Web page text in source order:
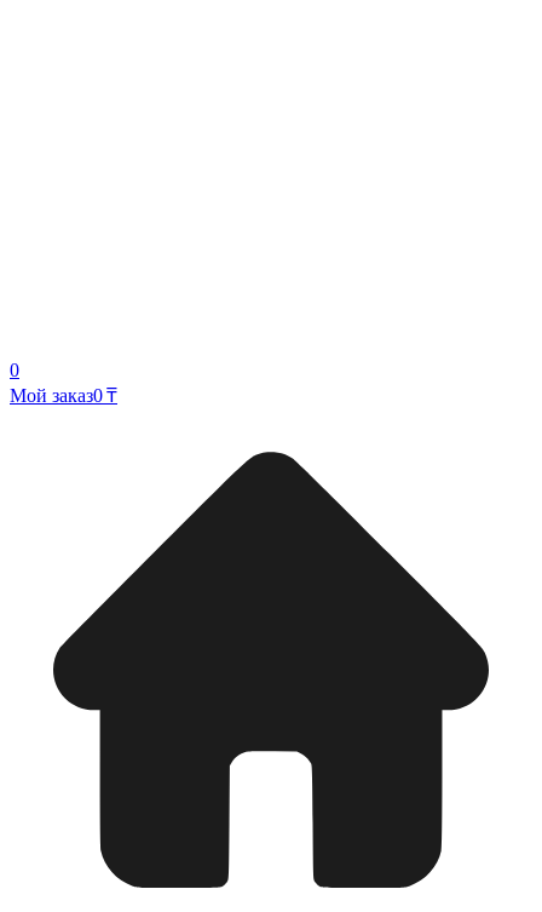
0
Мой заказ0 ₸